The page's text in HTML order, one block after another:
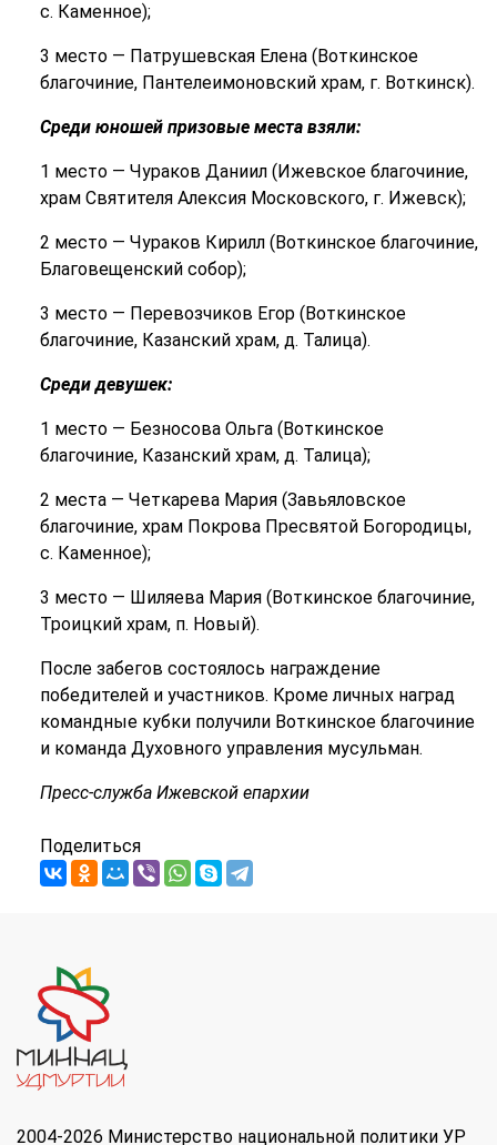
с. Каменное);
3 место — Патрушевская Елена (Воткинское
благочиние, Пантелеимоновский храм, г. Воткинск).
Среди юношей призовые места взяли:
1 место — Чураков Даниил (Ижевское благочиние,
храм Святителя Алексия Московского, г. Ижевск);
2 место — Чураков Кирилл (Воткинское благочиние,
Благовещенский собор);
3 место — Перевозчиков Егор (Воткинское
благочиние, Казанский храм, д. Талица).
Среди девушек:
1 место — Безносова Ольга (Воткинское
благочиние, Казанский храм, д. Талица);
2 места — Четкарева Мария (Завьяловское
благочиние, храм Покрова Пресвятой Богородицы,
с. Каменное);
3 место — Шиляева Мария (Воткинское благочиние,
Троицкий храм, п. Новый).
После забегов состоялось награждение
победителей и участников. Кроме личных наград
командные кубки получили Воткинское благочиние
и команда Духовного управления мусульман.
Пресс-служба Ижевской епархии
Поделиться
2004-2026 Министерство национальной политики УР